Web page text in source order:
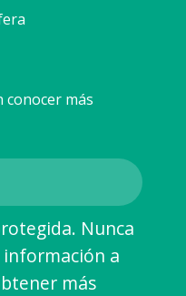
conocer más
Nunca
a
más